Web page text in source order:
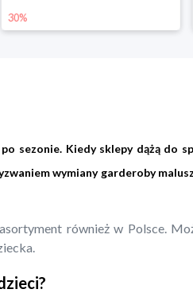
40%
sezonie. Kiedy sklepy dążą do
wymiany garderoby
również w Polsce.